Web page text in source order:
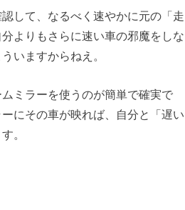
して、なるべく速やかに元の「走
よりもさらに速い車の邪魔をしな
いますからねえ。
ミラーを使うのが簡単で確実で
にその車が映れば、自分と「遅い
。